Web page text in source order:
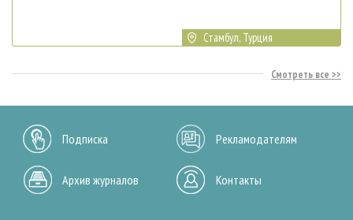
Стамбул, Турция
Смотреть все
Подписка Рекламодателям
Архив журналов Контакты